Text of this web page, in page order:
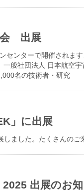
会 出展
センターで開催されま
般社団法人 日本航空
名の技術者・研究
」に出展
しました。たくさんのご
出展のお